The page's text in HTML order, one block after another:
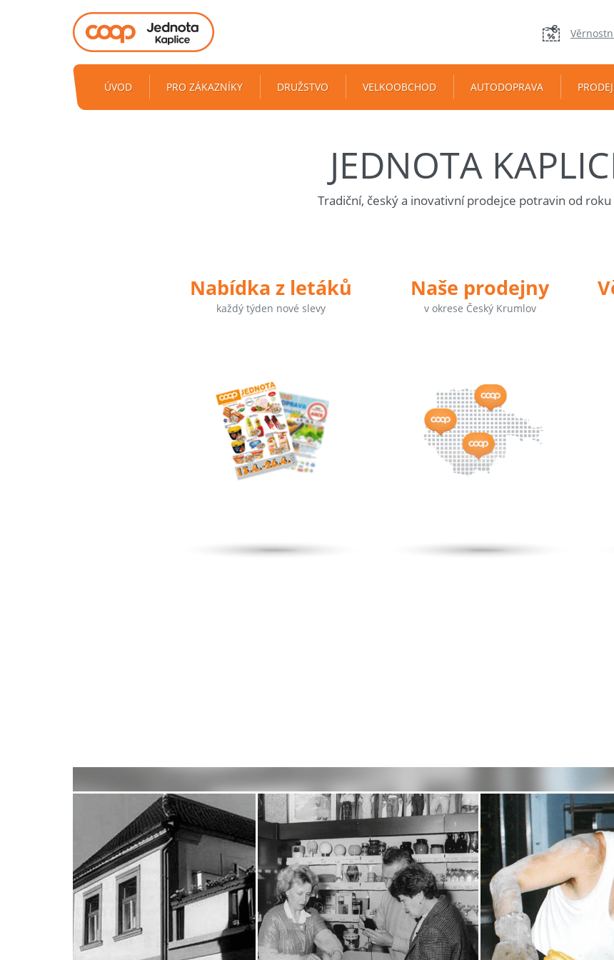
ÚVOD PRO ZÁKAZNÍKY DRUŽSTVO VELKOOBCHOD AUTODOPRAVA
JEDNOTA
Tradiční, český a inovativní prodejce potravin od
Nabídka z letáků
každý týden nové slevy
Naše prodejny
v okrese Český Krumlov